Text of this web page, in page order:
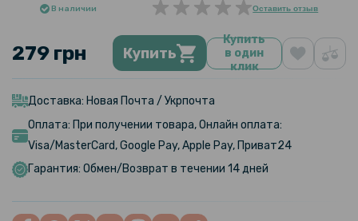
В наличии Оставить отзыв
279 грн Купить
Купить
в один
клик
Доставка: Новая Почта / Укрпочта
Оплата: При получении товара, Онлайн оплата:
Visa/MasterCard, Google Pay, Apple Pay, Приват24
Гарантия: Обмен/Возврат в течении 14 дней